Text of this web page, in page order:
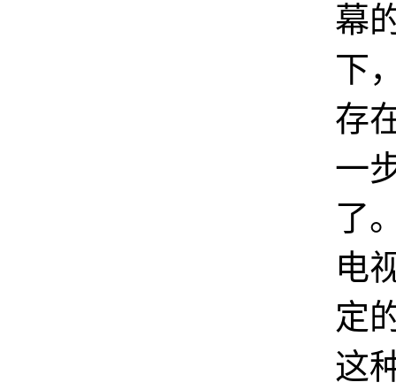
幕
下
存
一
了
电
定
这